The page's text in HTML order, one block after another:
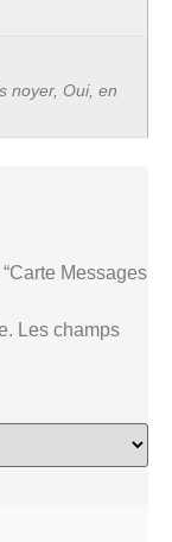
noyer, Oui, en
Messages
Les champs